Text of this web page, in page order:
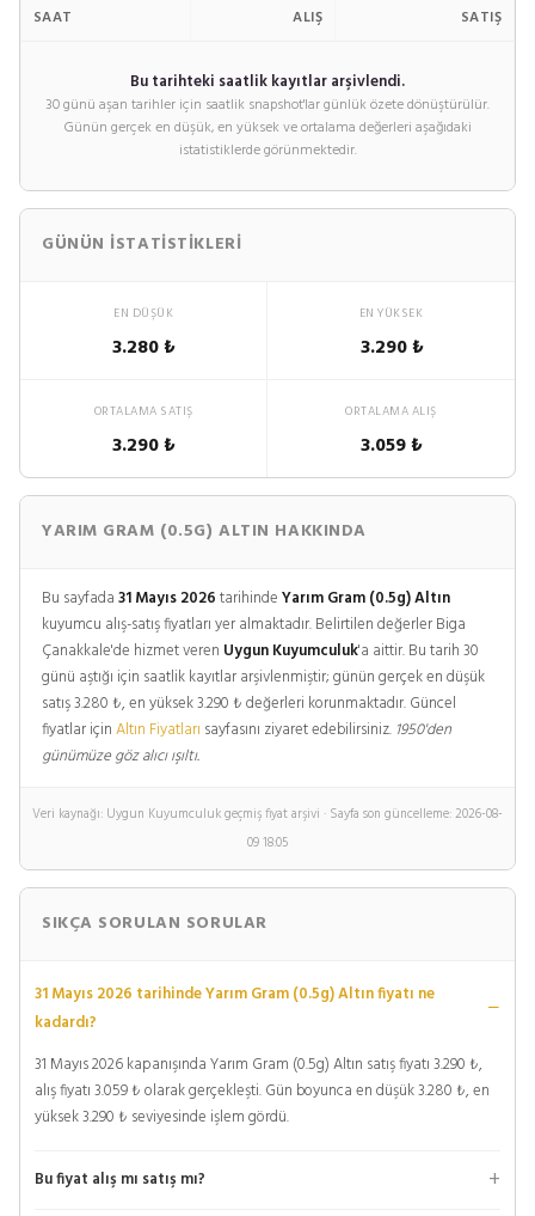
SAAT ALIŞ SATIŞ
Bu tarihteki saatlik kayıtlar arşivlendi.
30 günü aşan tarihler için saatlik snapshot'lar günlük özete dönüştürülür.
Günün gerçek en düşük, en yüksek ve ortalama değerleri aşağıdaki
istatistiklerde görünmektedir.
GÜNÜN İSTATISTIKLERI
EN DÜŞÜK
3.280 ₺
EN YÜKSEK
3.290 ₺
ORTALAMA SATIŞ
3.290 ₺
ORTALAMA ALIŞ
3.059 ₺
YARIM GRAM (0.5G) ALTIN HAKKINDA
Bu sayfada31 Mayıs 2026tarihindeYarım Gram (0.5g) Altın
kuyumcu alış-satış fiyatları yer almaktadır. Belirtilen değerler Biga
Çanakkale'de hizmet veren Uygun Kuyumculuk'a aittir. Bu tarih 30
günü aştığı için saatlik kayıtlar arşivlenmiştir; günün gerçek en düşük
satış 3.280 ₺, en yüksek 3.290 ₺ değerleri korunmaktadır. Güncel
fiyatlar içinAltın Fiyatları sayfasını ziyaret edebilirsiniz. 1950'den
günümüze göz alıcı ışıltı.
Veri kaynağı: Uygun Kuyumculuk geçmiş fiyat arşivi · Sayfa son güncelleme: 2026-08-
09 18:05
SIKÇA SORULAN SORULAR
31 Mayıs 2026 tarihinde Yarım Gram (0.5g) Altın fiyatı ne
kadardı?
31 Mayıs 2026 kapanışında Yarım Gram (0.5g) Altın satış fiyatı 3.290 ₺,
alış fiyatı 3.059 ₺ olarak gerçekleşti. Gün boyunca en düşük 3.280 ₺, en
yüksek 3.290 ₺ seviyesinde işlem gördü.
Bu fiyat alış mı satış mı?